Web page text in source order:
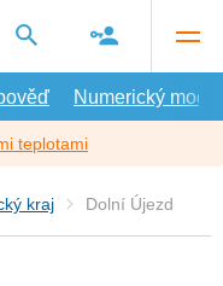
Numerický model
teplotami
kraj Dolní Újezd